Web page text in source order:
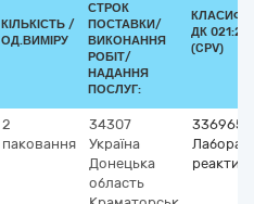
КІЛЬКІСТЬ /
ОД.ВИМІРУ
СТРОК
ПОСТАВКИ/
ВИКОНАННЯ
РОБІТ/
НАДАННЯ
ПОСЛУГ:
ДК
(CPV)
2
паковання
34307
Україна
Донецька
область